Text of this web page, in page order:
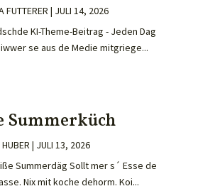
FUTTERER | JULI 14, 2026
KI-Theme-Beitrag - Jeden Dag
se aus de Medie mitgriege...
Summerküch
| JULI 13, 2026
Summerdäg Sollt mer s´ Esse de
Nix mit koche dehorm. Koi...